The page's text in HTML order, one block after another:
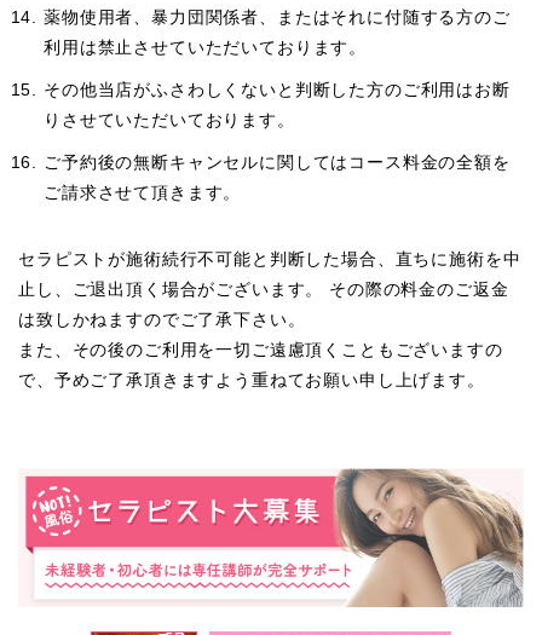
薬物使用者、暴力団関係者、またはそれに付随する方のご
利用は禁止させていただいております。
その他当店がふさわしくないと判断した方のご利用はお断
りさせていただいております。
ご予約後の無断キャンセルに関してはコース料金の全額を
ご請求させて頂きます。
セラピストが施術続行不可能と判断した場合、直ちに施術を中
止し、ご退出頂く場合がございます。 その際の料金のご返金
は致しかねますのでご了承下さい。
また、その後のご利用を一切ご遠慮頂くこともございますの
で、予めご了承頂きますよう重ねてお願い申し上げます。